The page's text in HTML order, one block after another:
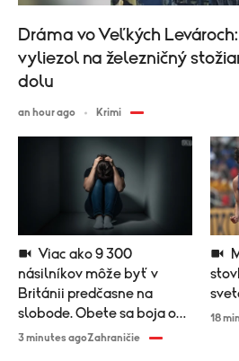
násilníkov môže byť v
Británii predčasne na
slobode. Obete sa boja o
bezpečnosť
3 minutes agoZahraničie
18
Dráma vo Veľkých
vyliezol na železničný
dolu
an hour ago Krimi